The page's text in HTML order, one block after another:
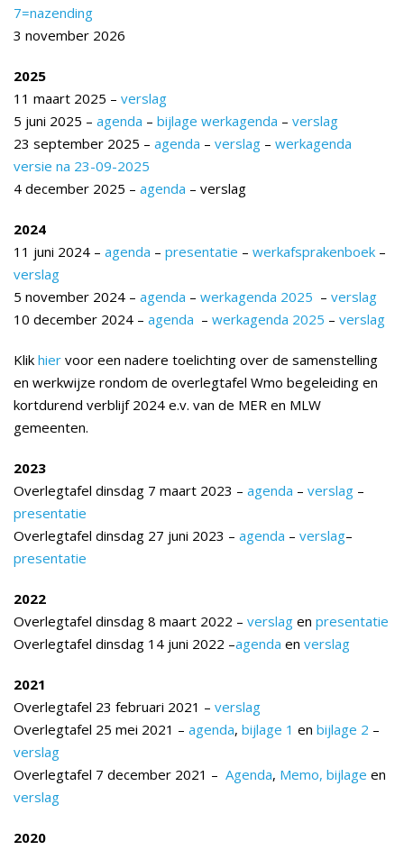
7=nazending
3 november 2026
2025
11 maart 2025 – verslag
5 juni 2025 – agenda – bijlage werkagenda – verslag
23 september 2025 – agenda – verslag – werkagenda
versie na 23-09-2025
4 december 2025 – agenda – verslag
2024
11 juni 2024 – agenda – presentatie – werkafsprakenboek –
verslag
5 november 2024 – agenda – werkagenda 2025 – verslag
10 december 2024 – agenda – werkagenda 2025 – verslag
Klik hier voor een nadere toelichting over de samenstelling
en werkwijze rondom de overlegtafel Wmo begeleiding en
kortdurend verblijf 2024 e.v. van de MER en MLW
gemeenten.
2023
Overlegtafel dinsdag 7 maart 2023 – agenda – verslag –
presentatie
Overlegtafel dinsdag 27 juni 2023 – agenda – verslag–
presentatie
2022
Overlegtafel dinsdag 8 maart 2022 – verslag en presentatie
Overlegtafel dinsdag 14 juni 2022 –agenda en verslag
2021
Overlegtafel 23 februari 2021 – verslag
Overlegtafel 25 mei 2021 – agenda, bijlage 1 en bijlage 2 –
verslag
Overlegtafel 7 december 2021 – Agenda, Memo, bijlage en
verslag
2020